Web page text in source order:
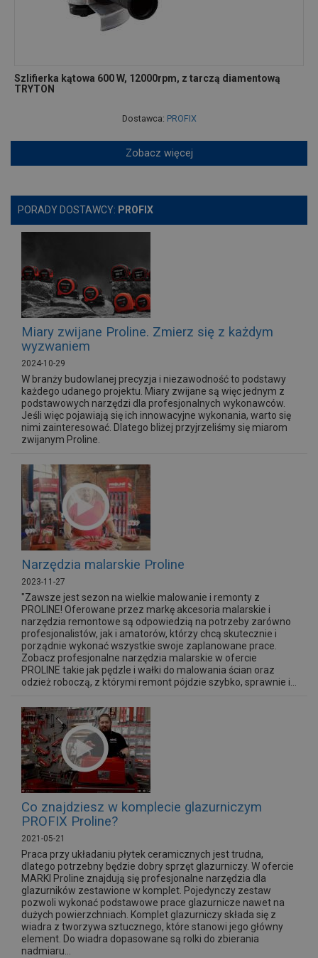
Szlifierka kątowa 600 W, 12000rpm, z tarczą diamentową
TRYTON
Dostawca: PROFIX
Zobacz więcej
PORADY DOSTAWCY: PROFIX
Miary zwijane Proline. Zmierz się z każdym
wyzwaniem
2024-10-29
W branży budowlanej precyzja i niezawodność to podstawy
każdego udanego projektu. Miary zwijane są więc jednym z
podstawowych narzędzi dla profesjonalnych wykonawców.
Jeśli więc pojawiają się ich innowacyjne wykonania, warto się
nimi zainteresować. Dlatego bliżej przyjrzeliśmy się miarom
zwijanym Proline.
Narzędzia malarskie Proline
2023-11-27
"Zawsze jest sezon na wielkie malowanie i remonty z
PROLINE! Oferowane przez markę akcesoria malarskie i
narzędzia remontowe są odpowiedzią na potrzeby zarówno
profesjonalistów, jak i amatorów, którzy chcą skutecznie i
porządnie wykonać wszystkie swoje zaplanowane prace.
Zobacz profesjonalne narzędzia malarskie w ofercie
PROLINE takie jak pędzle i wałki do malowania ścian oraz
odzież roboczą, z którymi remont pójdzie szybko, sprawnie i...
Co znajdziesz w komplecie glazurniczym
PROFIX Proline?
2021-05-21
Praca przy układaniu płytek ceramicznych jest trudna,
dlatego potrzebny będzie dobry sprzęt glazurniczy. W ofercie
MARKI Proline znajdują się profesjonalne narzędzia dla
glazurników zestawione w komplet. Pojedynczy zestaw
pozwoli wykonać podstawowe prace glazurnicze nawet na
dużych powierzchniach. Komplet glazurniczy składa się z
wiadra z tworzywa sztucznego, które stanowi jego główny
element. Do wiadra dopasowane są rolki do zbierania
nadmiaru...